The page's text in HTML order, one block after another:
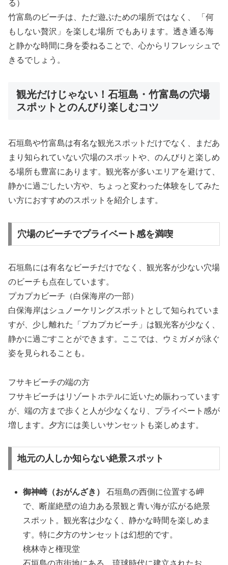
る）
竹富島のビーチは、ただ遊ぶための場所ではなく、 「何
もしない贅沢」を楽しむ場所 でもあります。透き通る海
と静かな時間に身を委ねることで、心からリフレッシュで
きるでしょう。
観光だけじゃない！石垣島・竹富島の穴場
スポットとのんびり楽しむコツ
石垣島や竹富島は有名な観光スポットだけでなく、まだあ
まり知られていない穴場のスポットや、のんびりと楽しめ
る場所も豊富にあります。観光客が多いエリアを避けて、
静かに過ごしたい方や、ちょっと変わった体験をしてみた
い方におすすめのスポットを紹介します。
穴場のビーチでプライベート感を満喫
石垣島には有名なビーチだけでなく、観光客が少ない穴場
のビーチも点在しています。
プカプカビーチ（白保海岸の一部）
白保海岸はシュノーケリングスポットとして知られていま
すが、少し離れた「プカプカビーチ」は観光客が少なく、
静かに過ごすことができます。ここでは、ウミガメが泳ぐ
姿を見られることも。
フサキビーチの端の方
フサキビーチはリゾートホテルに近いため賑わっています
が、端の方まで歩くと人が少なくなり、プライベート感が
増します。夕方には美しいサンセットも楽しめます。
地元の人しか知らない絶景スポット
御神崎（おがんざき）
石垣島の西側に位置する岬
で、断崖絶壁の迫力ある景観と青い海が広がる絶景
スポット。観光客は少なく、静かな時間を楽しめま
す。特に夕方のサンセットは幻想的です。
桃林寺と権現堂
石垣島の市街地にある、琉球時代に建立されたお